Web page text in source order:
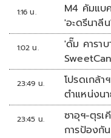
1:16 น.
M4 คัมแบ
'อะดรีนาลี
1:02 น.
'ดั๊ม คารา
23:49 น.
โปรดเกล้
ตำแหน่งน
'พลตรี'
23:45 น.
ซาอุฯ-ตุร
การป้องกั